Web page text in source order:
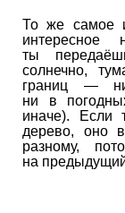
То же самое
интересное
ты
солнечно,
границ —
ни в
иначе). Если
дерево, оно
разному,
на